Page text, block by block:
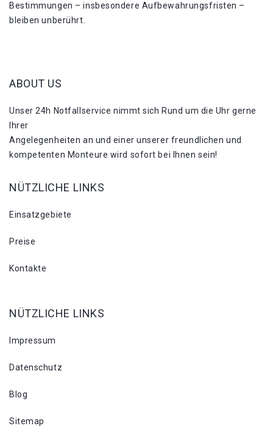
Bestimmungen – insbesondere Aufbewahrungsfristen –
bleiben unberührt.
ABOUT US
Unser 24h Notfallservice nimmt sich Rund um die Uhr gerne
Ihrer
Angelegenheiten an und einer unserer freundlichen und
kompetenten Monteure wird sofort bei Ihnen sein!
NÜTZLICHE LINKS
Einsatzgebiete
Preise
Kontakte
NÜTZLICHE LINKS
Impressum
Datenschutz
Blog
Sitemap